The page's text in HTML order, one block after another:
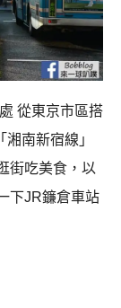
從東京市區搭
南新宿線」
街吃美食，以
下JR鐮倉車站